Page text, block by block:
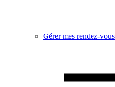
Gérer mes rendez-vous